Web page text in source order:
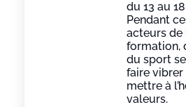
du 13 au
Pendant
acteurs de
formation,
du sport
faire vibrer
mettre à
valeurs.